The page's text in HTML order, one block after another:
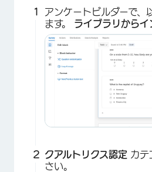
アンケートビルダーで、
ます。 ライブラリからイ
クアルトリクス認定 カテ
さい。